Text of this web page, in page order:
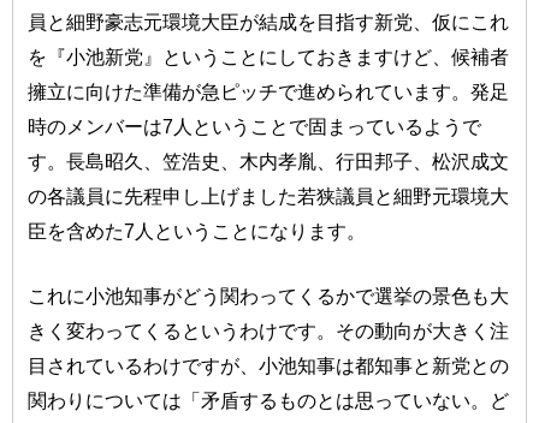
員と細野豪志元環境大臣が結成を目指す新党、仮にこれ
を『小池新党』ということにしておきますけど、候補者
擁立に向けた準備が急ピッチで進められています。発足
時のメンバーは7人ということで固まっているようで
す。長島昭久、笠浩史、木内孝胤、行田邦子、松沢成文
の各議員に先程申し上げました若狭議員と細野元環境大
臣を含めた7人ということになります。
これに小池知事がどう関わってくるかで選挙の景色も大
きく変わってくるというわけです。その動向が大きく注
目されているわけですが、小池知事は都知事と新党との
関わりについては「矛盾するものとは思っていない。ど